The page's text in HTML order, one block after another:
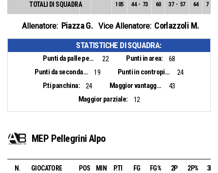
TOTALI DI SQUADRA 105 44 - 73 60 37 - 57 64 7
Allenatore: Piazza G. Vice Allenatore: Corlazzoli M.
STATISTICHE DI SQUADRA:
Punti da palle perse: 22 Punti in area:
68
Punti da seconda opportunità:
19 Punti in contropiede:
24
P.ti panchina:
24 Maggior vantaggio:
43
Maggior parziale:
12
MEP Pellegrini Alpo
N. GIOCATORE POS MIN P.TI FG FG% 2P 2P% 3P